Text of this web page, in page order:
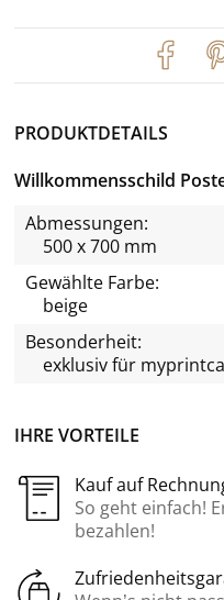
IHRE VORTEILE
Kauf auf
So geht einfach!
bezahlen!
PRODUKTDETAILS
Willkommensschild
Abmessungen:
500 x 700 mm
Gewählte Farbe:
beige
Besonderheit:
exklusiv für